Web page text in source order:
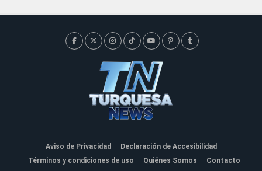
Aviso de Privacidad
Declaración de Accesibilidad
Términos y condiciones de uso
Quiénes Somos Contacto